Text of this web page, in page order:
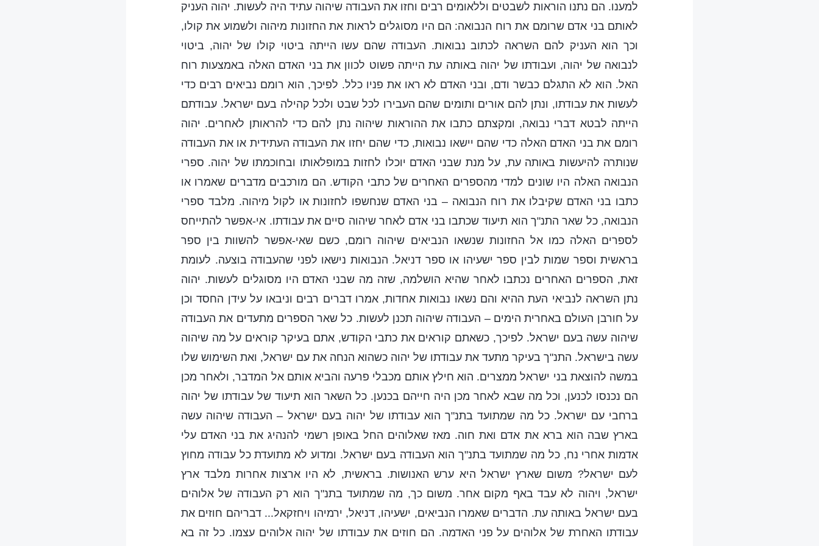
למענו. הם נתנו הוראות לשבטים וללאומים רבים וחזו את העבודה שיהוה עתיד היה לעשות. יהוה העניק
לאותם בני אדם שרומם את רוח הנבואה: הם היו מסוגלים לראות את החזונות מיהוה ולשמוע את קולו,
וכך הוא העניק להם השראה לכתוב נבואות. העבודה שהם עשו הייתה ביטוי קולו של יהוה, ביטוי
לנבואה של יהוה, ועבודתו של יהוה באותה עת הייתה פשוט לכוון את בני האדם האלה באמצעות רוח
האל. הוא לא התגלם כבשר ודם, ובני האדם לא ראו את פניו כלל. לפיכך, הוא רומם נביאים רבים כדי
לעשות את עבודתו, ונתן להם אורים ותומים שהם העבירו לכל שבט ולכל קהילה בעם ישראל. עבודתם
הייתה לבטא דברי נבואה, ומקצתם כתבו את ההוראות שיהוה נתן להם כדי להראותן לאחרים. יהוה
רומם את בני האדם האלה כדי שהם יישאו נבואות, כדי שהם יחזו את העבודה העתידית או את העבודה
שנותרה להיעשות באותה עת, על מנת שבני האדם יוכלו לחזות במופלאותו ובחוכמתו של יהוה. ספרי
הנבואה האלה היו שונים למדי מהספרים האחרים של כתבי הקודש. הם מורכבים מדברים שאמרו או
כתבו בני האדם שקיבלו את רוח הנבואה – בני האדם שנחשפו לחזונות או לקול מיהוה. מלבד ספרי
הנבואה, כל שאר התנ"ך הוא תיעוד שכתבו בני אדם לאחר שיהוה סיים את עבודתו. אי-אפשר להתייחס
לספרים האלה כמו אל החזונות שנשאו הנביאים שיהוה רומם, כשם שאי-אפשר להשוות בין ספר
בראשית וספר שמות לבין ספר ישעיהו או ספר דניאל. הנבואות נישאו לפני שהעבודה בוצעה. לעומת
זאת, הספרים האחרים נכתבו לאחר שהיא הושלמה, שזה מה שבני האדם היו מסוגלים לעשות. יהוה
נתן השראה לנביאי העת ההיא והם נשאו נבואות אחדות, אמרו דברים רבים וניבאו על עידן החסד וכן
על חורבן העולם באחרית הימים – העבודה שיהוה תכנן לעשות. כל שאר הספרים מתעדים את העבודה
שיהוה עשה בעם ישראל. לפיכך, כשאתם קוראים את כתבי הקודש, אתם בעיקר קוראים על מה שיהוה
עשה בישראל. התנ"ך בעיקר מתעד את עבודתו של יהוה כשהוא הנחה את עם ישראל, ואת השימוש שלו
במשה להוצאת בני ישראל ממצרים. הוא חילץ אותם מכבלי פרעה והביא אותם אל המדבר, ולאחר מכן
הם נכנסו לכנען, וכל מה שבא לאחר מכן היה חייהם בכנען. כל השאר הוא תיעוד של עבודתו של יהוה
ברחבי עם ישראל. כל מה שמתועד בתנ"ך הוא עבודתו של יהוה בעם ישראל – העבודה שיהוה עשה
בארץ שבה הוא ברא את אדם ואת חוה. מאז שאלוהים החל באופן רשמי להנהיג את בני האדם עלי
אדמות אחרי נח, כל מה שמתועד בתנ"ך הוא העבודה בעם ישראל. ומדוע לא מתועדת כל עבודה מחוץ
לעם ישראל? משום שארץ ישראל היא ערש האנושות. בראשית, לא היו ארצות אחרות מלבד ארץ
ישראל, ויהוה לא עבד באף מקום אחר. משום כך, מה שמתועד בתנ"ך הוא רק העבודה של אלוהים
בעם ישראל באותה עת. הדברים שאמרו הנביאים, ישעיהו, דניאל, ירמיהו ויחזקאל... דבריהם חוזים את
עבודתו האחרת של אלוהים על פני האדמה. הם חוזים את עבודתו של יהוה אלוהים עצמו. כל זה בא